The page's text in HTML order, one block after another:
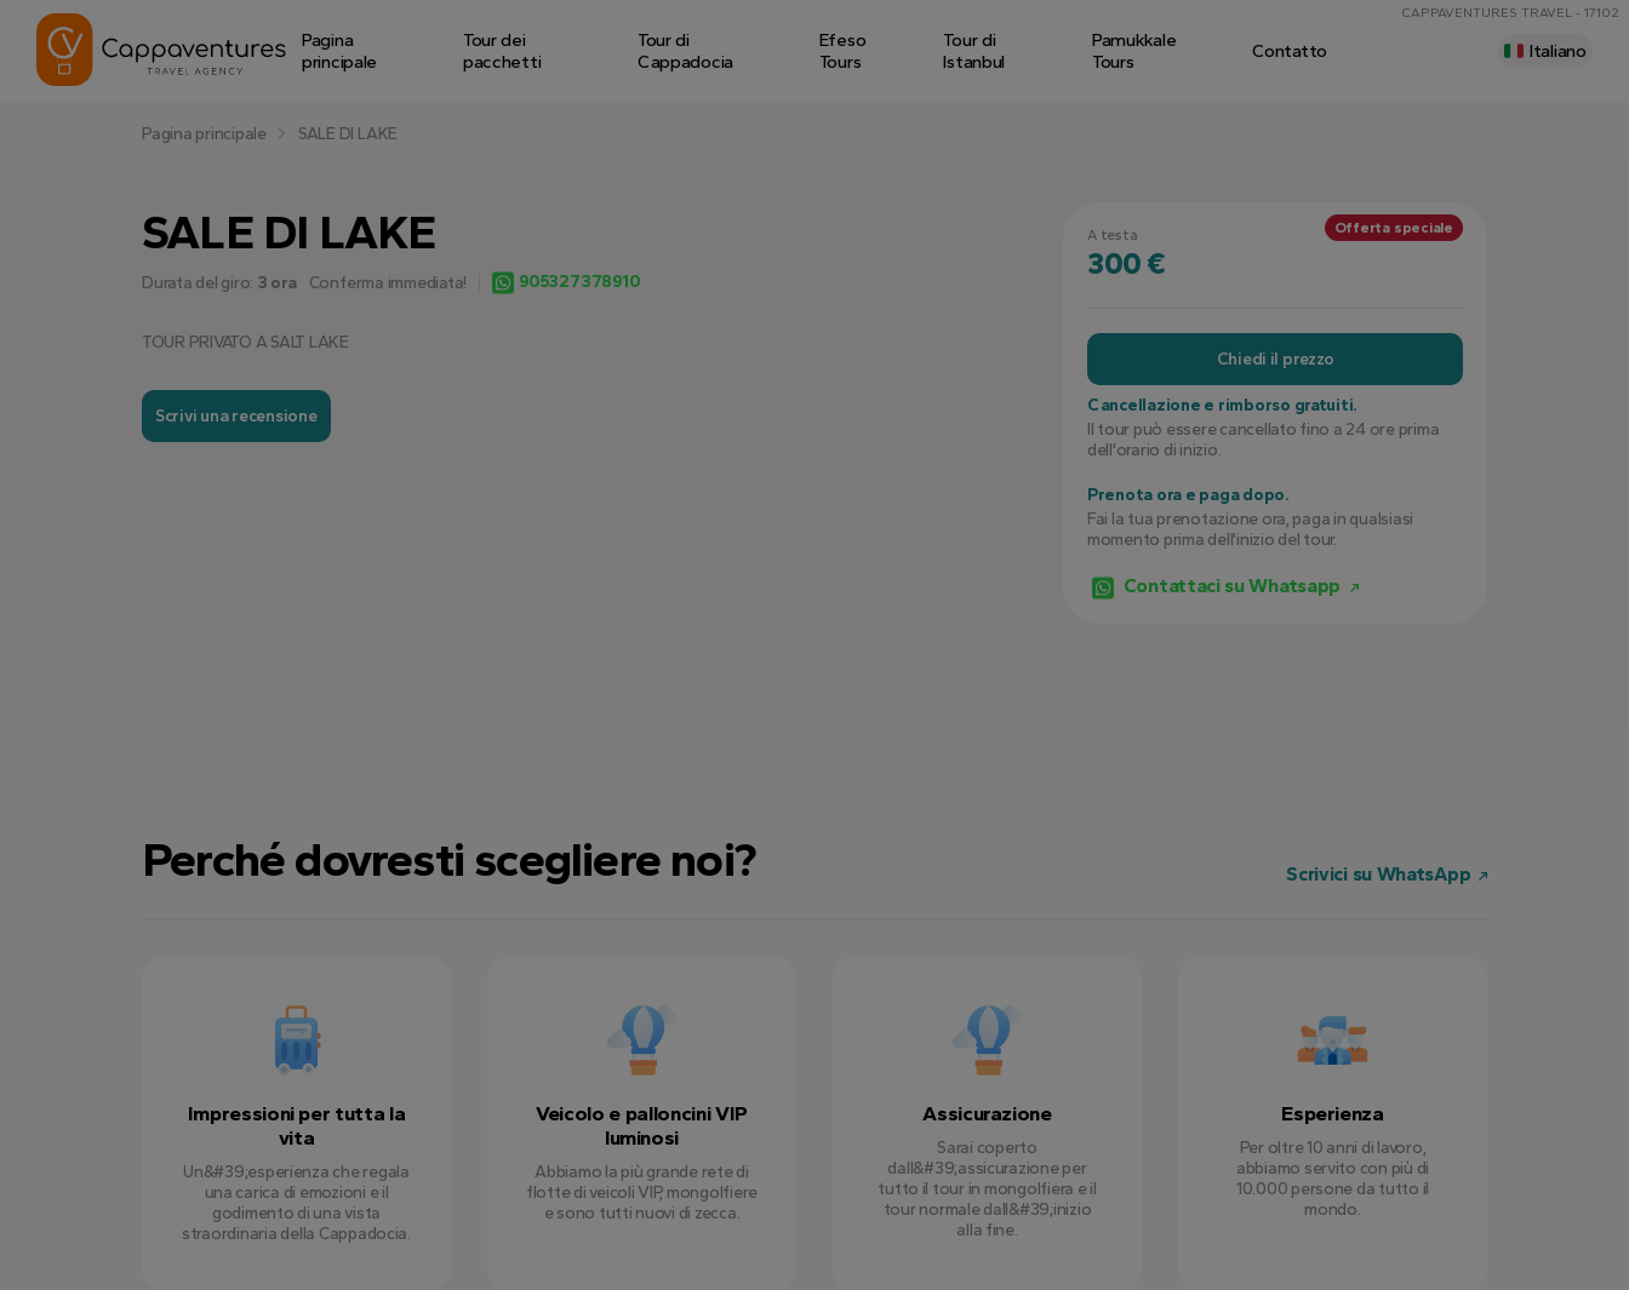
CAPPAVENTURES TRAVEL - 17102
Pagina
principale
Tour dei
pacchetti
Tour di
Cappadocia
Efeso
Tours
Tour di
Istanbul
Pamukkale
Tours
Contatto Italiano
Pagina principale SALE DI LAKE
SALE DI LAKE
Durata del giro: 3 ora Conferma immediata! 905327378910
TOUR PRIVATO A SALT LAKE
Scrivi una recensione
A testa
300 €
Offerta speciale
Chiedi il prezzo
Cancellazione e rimborso gratuiti.
Il tour può essere cancellato fino a 24 ore prima
dell'orario di inizio.
Prenota ora e paga dopo.
Fai la tua prenotazione ora, paga in qualsiasi
momento prima dell'inizio del tour.
Contattaci su Whatsapp
Perché dovresti scegliere noi? Scrivici su WhatsApp
Impressioni per tutta la
vita
Un&#39;esperienza che regala
una carica di emozioni e il
godimento di una vista
straordinaria della Cappadocia.
Veicolo e palloncini VIP
luminosi
Abbiamo la più grande rete di
flotte di veicoli VIP, mongolfiere
e sono tutti nuovi di zecca.
Assicurazione
Sarai coperto
dall&#39;assicurazione per
tutto il tour in mongolfiera e il
tour normale dall&#39;inizio
alla fine.
Esperienza
Per oltre 10 anni di lavoro,
abbiamo servito con più di
10.000 persone da tutto il
mondo.